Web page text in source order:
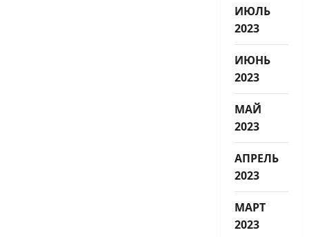
ИЮЛЬ
2023
ИЮНЬ
2023
МАЙ
2023
АПРЕЛЬ
2023
МАРТ
2023